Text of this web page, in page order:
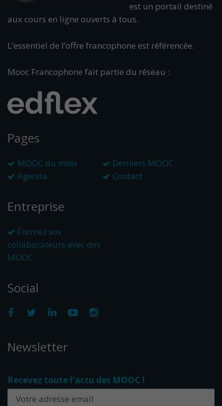
est un portail destiné
aux cours en ligne ouverts à tous.
L’essentiel de l’offre francophone est référencée.
Mooc Francophone fait partie du réseau :
Pages
MOOC du mois
Derniers MOOC
Agenda
Contact
Entreprise
Formez vos
collaborateurs avec des
MOOC
Social
Newsletter
Recevez toute l'actu des MOOC !